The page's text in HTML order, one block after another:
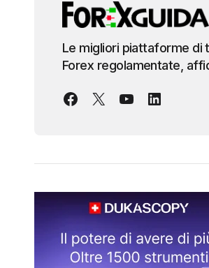
Le migliori piattaforme di
Forex regolamentate,